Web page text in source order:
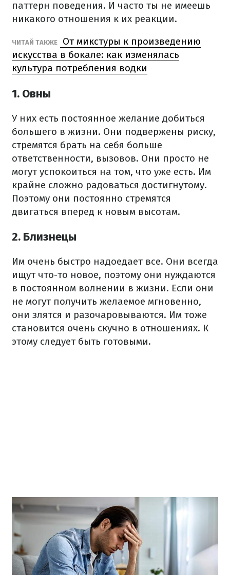
паттерн поведения. И часто ты не имеешь
никакого отношения к их реакции.
ЧИТАЙ ТАКЖЕ
От микстуры к произведению
искусства в бокале: как изменялась
культура потребления водки
1. Овны
У них есть постоянное желание добиться
большего в жизни. Они подвержены риску,
стремятся брать на себя больше
ответственности, вызовов. Они просто не
могут успокоиться на том, что уже есть. Им
крайне сложно радоваться достигнутому.
Поэтому они постоянно стремятся
двигаться вперед к новым высотам.
2. Близнецы
Им очень быстро надоедает все. Они всегда
ищут что-то новое, поэтому они нуждаются
в постоянном волнении в жизни. Если они
не могут получить желаемое мгновенно,
они злятся и разочаровываются. Им тоже
становится очень скучно в отношениях. К
этому следует быть готовыми.